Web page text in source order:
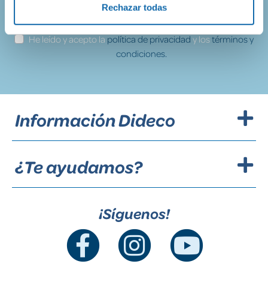
Rechazar todas
¡Apúntate!
He leído y acepto lapolítica de privacidady lostérminos y
condiciones.
Información Dideco
¿Te ayudamos?
¡Síguenos!